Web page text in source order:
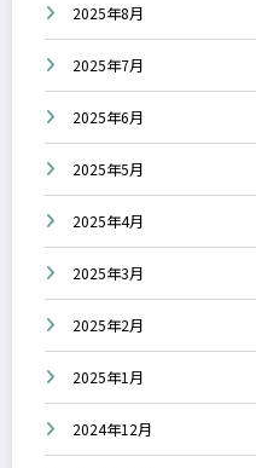
2025年8月
2025年7月
2025年6月
2025年5月
2025年4月
2025年3月
2025年2月
2025年1月
2024年12月